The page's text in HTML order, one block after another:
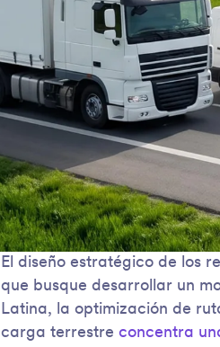
El diseño estratégico de los
que busque desarrollar un
Latina, la optimización de
carga terrestre concentra